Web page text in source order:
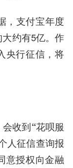
， 支付宝年度
约有5亿。作
央行征信，将
会收到“花呗服
人征信查询报
意授权向金融